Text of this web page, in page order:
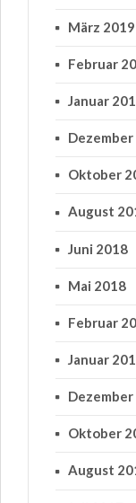
März 2019
Februar
Januar
Oktober
August
Juni 2018
Mai 2018
Februar
Januar
Oktober
August